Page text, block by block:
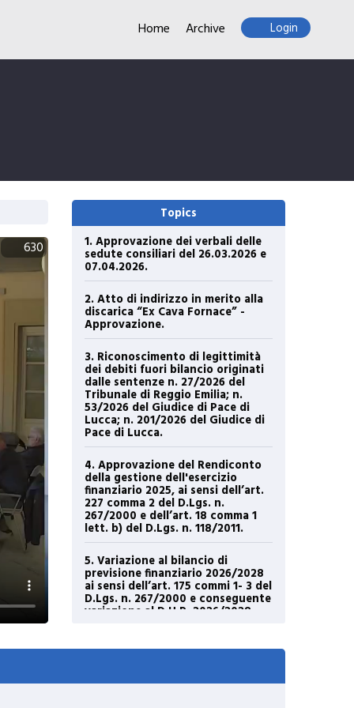
Home Archive Login
630
Topics
1. Approvazione dei verbali delle
sedute consiliari del 26.03.2026 e
07.04.2026.
2. Atto di indirizzo in merito alla
discarica “Ex Cava Fornace” -
Approvazione.
3. Riconoscimento di legittimità
dei debiti fuori bilancio originati
dalle sentenze n. 27/2026 del
Tribunale di Reggio Emilia; n.
53/2026 del Giudice di Pace di
Lucca; n. 201/2026 del Giudice di
Pace di Lucca.
4. Approvazione del Rendiconto
della gestione dell'esercizio
finanziario 2025, ai sensi dell’art.
227 comma 2 del D.Lgs. n.
267/2000 e dell’art. 18 comma 1
lett. b) del D.Lgs. n. 118/2011.
5. Variazione al bilancio di
previsione finanziario 2026/2028
ai sensi dell’art. 175 commi 1- 3 del
D.Lgs. n. 267/2000 e conseguente
variazione al D.U.P. 2026/2028.
6. Programma Triennale degli
7 comma 8 dell’allegato I.5 al Dlgs